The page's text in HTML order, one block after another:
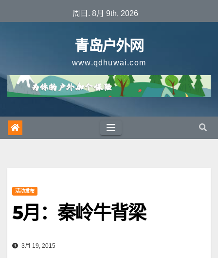
至
周日. 8月 9th, 2026
青岛户外网
www.qdhuwai.com
活动发布
5月：秦岭牛背梁
3月 19, 2015